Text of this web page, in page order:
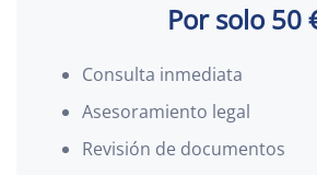
Por solo 50
Consulta inmediata
Asesoramiento legal
Revisión de documentos